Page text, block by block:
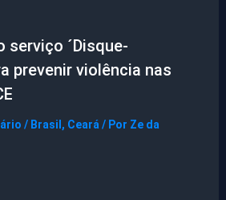
serviço ´Disque-
prevenir violência nas
/ Brasil , Ceará / Por Ze da